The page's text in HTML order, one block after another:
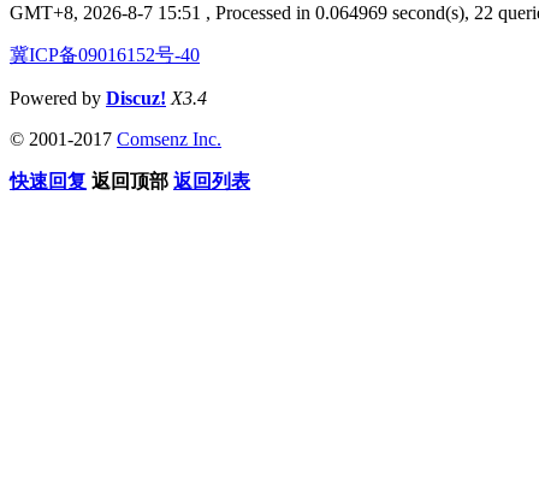
GMT+8, 2026-8-7 15:51 , Processed in 0.064969 second(s), 22
冀ICP备09016152号-40
Powered by Discuz! X3.4
© 2001-2017 Comsenz Inc.
快速回复 返回顶部 返回列表